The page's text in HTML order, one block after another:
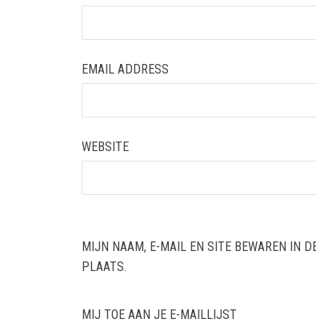
EMAIL ADDRESS
WEBSITE
MIJN NAAM, E-MAIL EN SITE BEWAREN IN
PLAATS.
MIJ TOE AAN JE E-MAILLIJST